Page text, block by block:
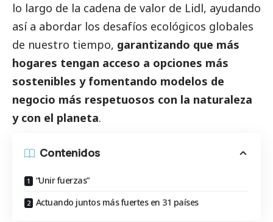
lo largo de la cadena de valor de Lidl, ayudando
así a abordar los desafíos ecológicos globales
de nuestro tiempo, garantizando que más
hogares tengan acceso a opciones más
sostenibles y fomentando modelos de
negocio más respetuosos con la naturaleza
y con el planeta.
Contenidos
“Unir fuerzas”
Actuando juntos más fuertes en 31 países